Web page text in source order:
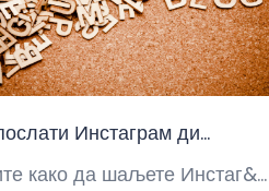
Инстаграм ди...
како да шаљете Инстаг&...